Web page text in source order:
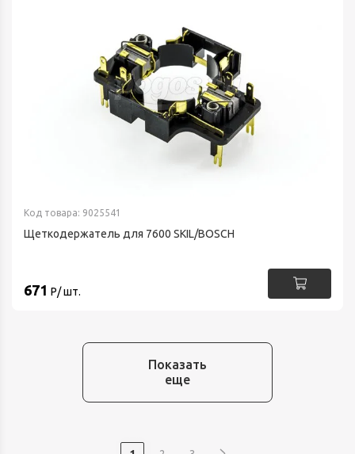
Код товара: 9025541
Щеткодержатель для 7600 SKIL/BOSCH
671 Р/ шт.
Показать
еще